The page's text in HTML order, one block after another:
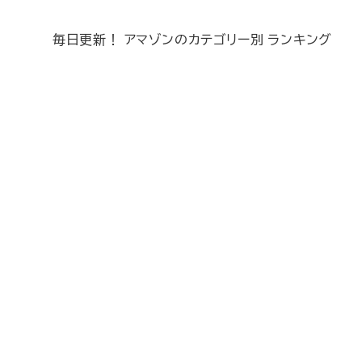
毎日更新！ アマゾンのカテゴリー別 ランキング